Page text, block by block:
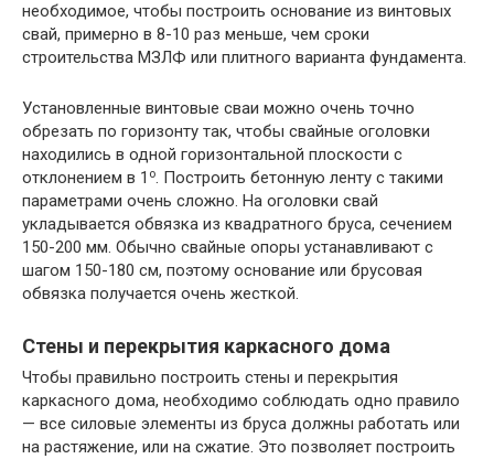
необходимое, чтобы построить основание из винтовых
свай, примерно в 8-10 раз меньше, чем сроки
строительства МЗЛФ или плитного варианта фундамента.
Установленные винтовые сваи можно очень точно
обрезать по горизонту так, чтобы свайные оголовки
находились в одной горизонтальной плоскости с
отклонением в 1 о. Построить бетонную ленту с такими
параметрами очень сложно. На оголовки свай
укладывается обвязка из квадратного бруса, сечением
150-200 мм. Обычно свайные опоры устанавливают с
шагом 150-180 см, поэтому основание или брусовая
обвязка получается очень жесткой.
Стены и перекрытия каркасного дома
Чтобы правильно построить стены и перекрытия
каркасного дома, необходимо соблюдать одно правило
— все силовые элементы из бруса должны работать или
на растяжение, или на сжатие. Это позволяет построить